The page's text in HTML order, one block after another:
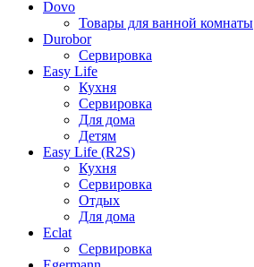
Dovo
Товары для ванной комнаты
Durobor
Сервировка
Easy Life
Кухня
Сервировка
Для дома
Детям
Easy Life (R2S)
Кухня
Сервировка
Отдых
Для дома
Eclat
Сервировка